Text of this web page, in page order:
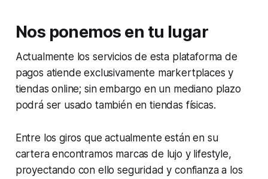
Nos ponemos en tu lugar
Actualmente los servicios de esta plataforma de
pagos atiende exclusivamente markertplacesy
tiendasonline; sin embargo en un mediano plazo
podrá ser usado también en tiendas físicas.
Entre los giros que actualmente están en su
cartera encontramos marcas de lujo y lifestyle,
proyectando con ello seguridad y confianza a los